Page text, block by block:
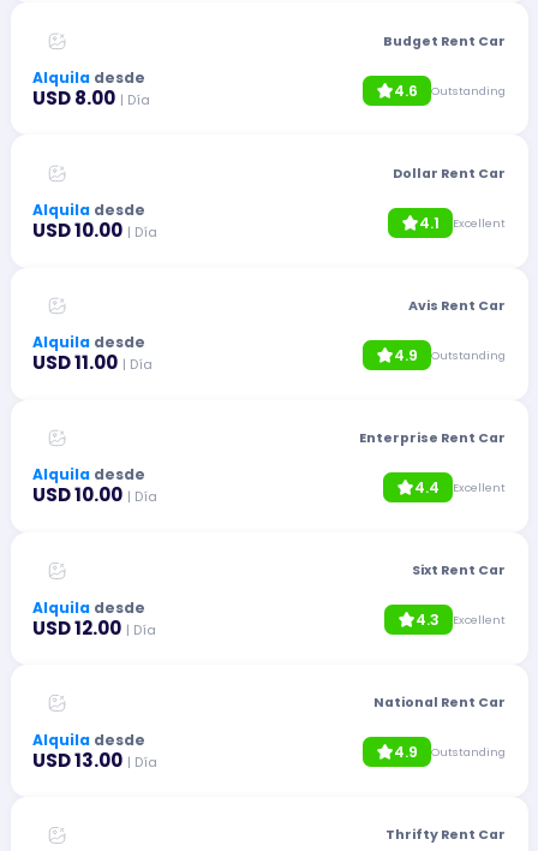
Budget Rent Car
Alquila desde
USD 8.00 | Día 4.6 Outstanding
Dollar Rent Car
Alquila desde
USD 10.00 | Día 4.1 Excellent
Avis Rent Car
Alquila desde
USD 11.00 | Día 4.9 Outstanding
Enterprise Rent Car
Alquila desde
USD 10.00 | Día 4.4 Excellent
Sixt Rent Car
Alquila desde
USD 12.00 | Día 4.3 Excellent
National Rent Car
Alquila desde
USD 13.00 | Día 4.9 Outstanding
Thrifty Rent Car